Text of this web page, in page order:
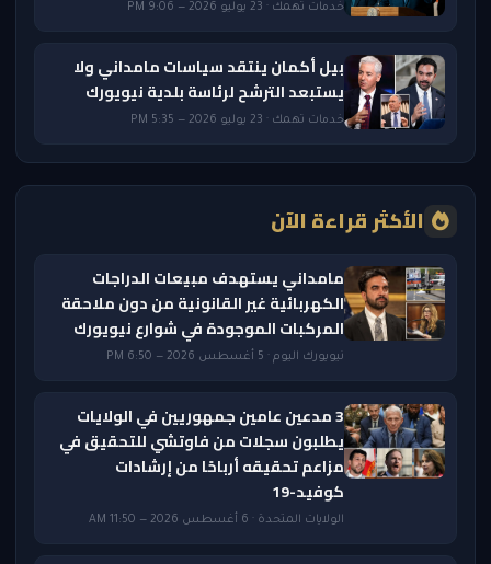
خدمات تهمك · 23 يوليو 2026 — 9:06 PM
بيل أكمان ينتقد سياسات مامداني ولا
يستبعد الترشح لرئاسة بلدية نيويورك
خدمات تهمك · 23 يوليو 2026 — 5:35 PM
الأكثر قراءة الآن
مامداني يستهدف مبيعات الدراجات
الكهربائية غير القانونية من دون ملاحقة
المركبات الموجودة في شوارع نيويورك
نيويورك اليوم · 5 أغسطس 2026 — 6:50 PM
3 مدعين عامين جمهوريين في الولايات
يطلبون سجلات من فاوتشي للتحقيق في
مزاعم تحقيقه أرباحًا من إرشادات
كوفيد-19
الولايات المتحدة · 6 أغسطس 2026 — 11:50 AM